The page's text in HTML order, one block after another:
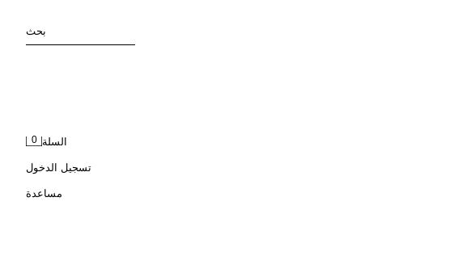
بحث
السلة 0
تسجيل الدخول
مساعدة